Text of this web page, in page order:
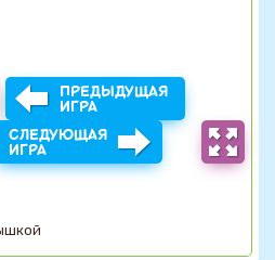
ПРЕДЫДУЩАЯ
ИГРА
СЛЕДУЮЩАЯ
ИГРА